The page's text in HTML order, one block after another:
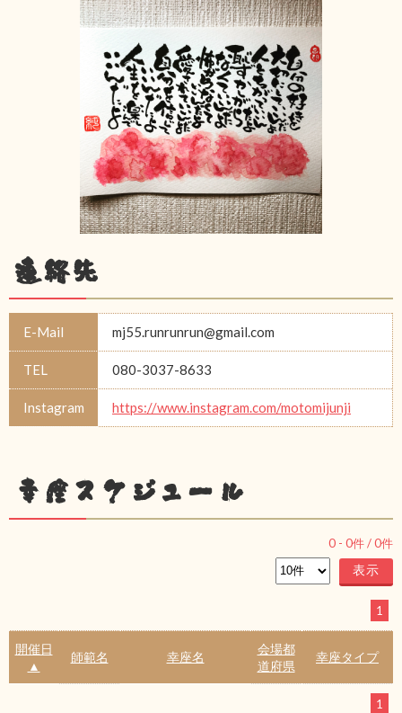
連絡先
E-Mail mj55.runrunrun@gmail.com
TEL 080-3037-8633
Instagram https://www.instagram.com/motomijunji
幸座スケジュール
0 - 0件 /0件
1
開催日
▲
師範名 幸座名
会場都
道府県
幸座タイプ
1